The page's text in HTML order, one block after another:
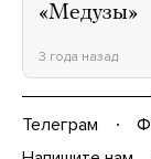
«Медузы»
3 года назад
Телеграм